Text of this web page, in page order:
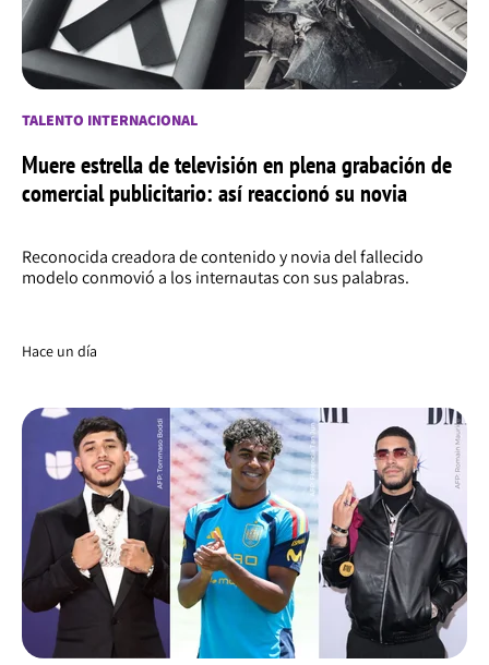
TALENTO INTERNACIONAL
Muere estrella de televisión en plena grabación de
comercial publicitario: así reaccionó su novia
Reconocida creadora de contenido y novia del fallecido
modelo conmovió a los internautas con sus palabras.
Hace un día